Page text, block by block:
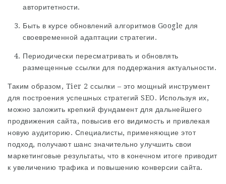
авторитетности.
Быть в курсе обновлений алгоритмов Google для
своевременной адаптации стратегии.
Периодически пересматривать и обновлять
размещенные ссылки для поддержания актуальности.
Таким образом, Tier 2 ссылки – это мощный инструмент
для построения успешных стратегий SEO. Используя их,
можно заложить крепкий фундамент для дальнейшего
продвижения сайта, повысив его видимость и привлекая
новую аудиторию. Специалисты, применяющие этот
подход, получают шанс значительно улучшить свои
маркетинговые результаты, что в конечном итоге приводит
к увеличению трафика и повышению конверсии сайта.